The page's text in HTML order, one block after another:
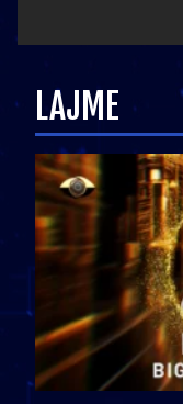
LAJME